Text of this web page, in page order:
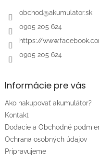
obchod@akumulator.sk
0905 205 624
https://
0905 205 624
Informácie pre vás
Ako nakupovať akumulátor?
Kontakt
Dodacie a Obchodné
Ochrana osobných údajov
Pripravujeme